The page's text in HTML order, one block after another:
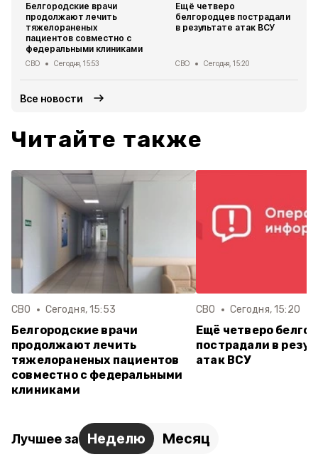
Белгородские врачи
продолжают лечить
тяжелораненых
пациентов совместно с
федеральными клиниками
СВО Сегодня, 15:53
Ещё четверо
белгородцев пострадали
в результате атак ВСУ
СВО Сегодня, 15:20
Все новости
Читайте также
СВО Сегодня, 15:53
Белгородские врачи
продолжают лечить
тяжелораненых пациентов
совместно с федеральными
клиниками
СВО Сегодня, 15:20
Ещё четверо
пострадали в
атак ВСУ
Лучшее за Неделю Месяц